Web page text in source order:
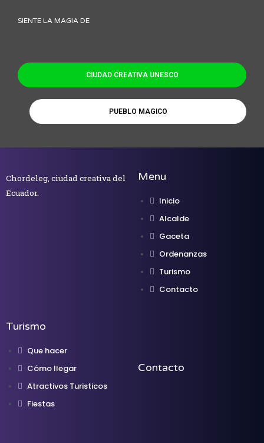
SIENTE LA MAGIA DE
CIUDAD CREATIVA UNESCO
PUEBLO MAGICO
Chordeleg, ciudad creativa del
Ecuador.
Menu
Inicio
Alcalde
Gaceta
Ordenanzas
Turismo
Contacto
Turismo
Que hacer
Cómo llegar
Atractivos Turisticos
Fiestas
Contacto